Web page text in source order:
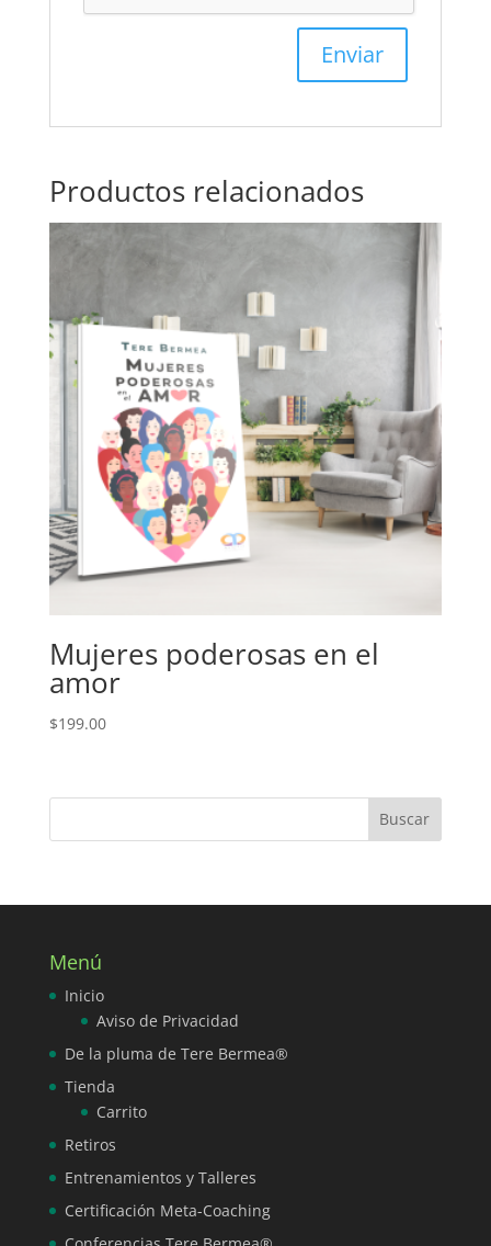
Productos relacionados
Mujeres poderosas en el
amor
$199.00
Menú
Inicio
Aviso de Privacidad
De la pluma de Tere Bermea®
Tienda
Carrito
Retiros
Entrenamientos y Talleres
Certificación Meta-Coaching